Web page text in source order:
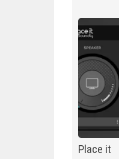
Place it